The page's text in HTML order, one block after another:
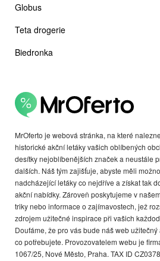
MrOferto je webová stránka, na které
historické akční letáky vašich oblíbených
desítky nejoblíbenějších značek a neustále
dalších. Náš tým zajišťuje, abyste měli
nadcházející letáky co nejdříve a získat tak
akční nabídky. Zároveň poskytujeme v
triky nebo informace o zajímavostech, jež
zdrojem užitečné inspirace při vašich
Doufáme, že pro vás bude náš web
co potřebujete. Provozovatelem webu je
1067/25, Nové Město, Praha. TAX ID
Globus
Teta drogerie
Biedronka